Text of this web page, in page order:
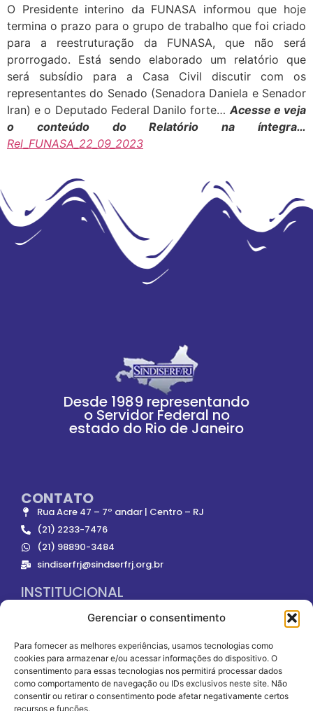
Gerenciar o consentimento
Para fornecer as melhores experiências, usamos tecnologias como
cookies para armazenar e/ou acessar informações do dispositivo. O
consentimento para essas tecnologias nos permitirá processar dados
como comportamento de navegação ou IDs exclusivos neste site. Não
consentir ou retirar o consentimento pode afetar negativamente certos
recursos e funções.
O Presidente interino da FUNASA informou que hoje
termina o prazo para o grupo de trabalho que foi criado
para a reestruturação da FUNASA, que não será
prorrogado. Está sendo elaborado um relatório que
será subsídio para a Casa Civil discutir com os
representantes do Senado (Senadora Daniela e Senador
Iran) e o Deputado Federal Danilo forte… Acesse e veja
o conteúdo do Relatório na íntegra…
Rel_FUNASA_22_09_2023
Desde 1989 representando
o Servidor Federal no
estado do Rio de Janeiro
CONTATO
Rua Acre 47 – 7º andar | Centro – RJ
(21) 2233-7476
(21) 98890-3484
sindiserfrj@sindserfrj.org.br
INSTITUCIONAL
ONDE NOS ENCONTRAR